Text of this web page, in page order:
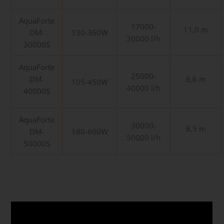
AquaForte
DM-
30000S
130-360W
17000-
30000 l/h
11,0 m
AquaForte
DM-
40000S
105-450W
25000-
40000 l/h
6,6 m
AquaForte
DM-
50000S
180-600W
30000-
50000 l/h
8,5 m